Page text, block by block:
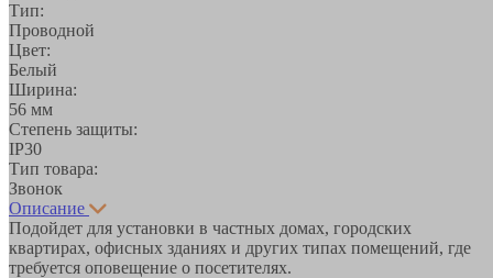
Тип:
Проводной
Цвет:
Белый
Ширина:
56 мм
Степень защиты:
IP30
Тип товара:
Звонок
Описание
Подойдет для установки в частных домах, городских
квартирах, офисных зданиях и других типах помещений, где
требуется оповещение о посетителях.